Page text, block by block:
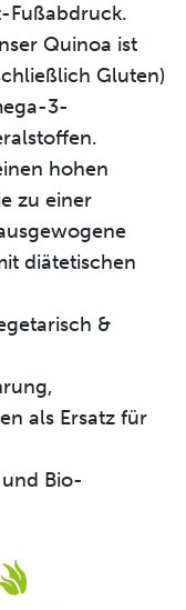
Fußabdruck.
Quinoa ist
Gluten)
3-
hohen
zu einer
diätetischen
&
als Ersatz für
Bio-